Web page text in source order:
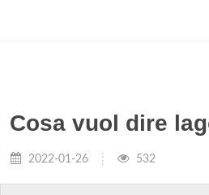
Cosa vuol dire
2022-01-26 532